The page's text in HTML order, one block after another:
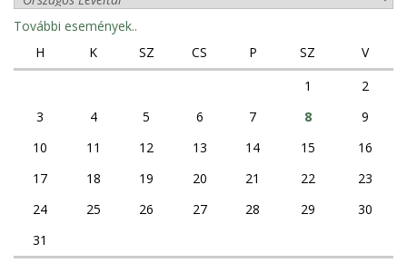
További események..
H
K SZ CS P SZ
V
1
2
3
4 5 6 7 8
9
10
11 12 13 14 15
16
17
18 19 20 21 22
23
24
25 26 27 28 29
30
31